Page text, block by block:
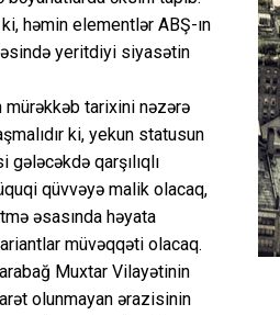
həmin elementlər ABŞ-ın
yeritdiyi siyasətin
mürəkkəb tarixini nəzərə
ki, yekun statusun
qarşılıqlı
qüvvəyə malik olacaq,
əsasında həyata
müvəqqəti olacaq.
Muxtar Vilayətinin
olunmayan ərazisinin